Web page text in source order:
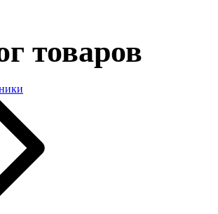
товаров